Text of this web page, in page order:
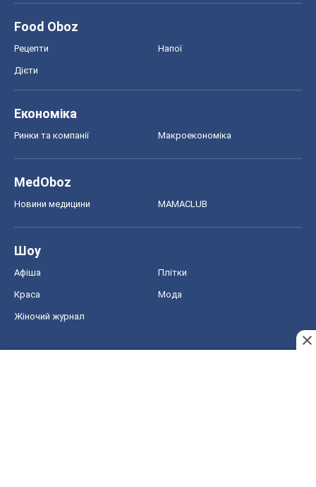
Food Oboz
Рецепти Напої
Дієти
Економіка
Ринки та компанії Макроекономіка
MedOboz
Новини медицини MAMACLUB
Шоу
Афіша Плітки
Краса Мода
Жіночий журнал